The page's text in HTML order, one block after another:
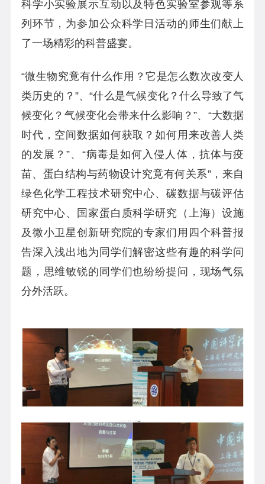
科学小实验展示互动以及特色实验室参观等系
列环节，为参加公众科学日活动的师生们献上
了一场精彩的科普盛宴。
“微生物究竟有什么作用？它是怎么数次改变人
类历史的？”、“什么是气候变化？什么导致了气
候变化？气候变化会带来什么影响？”、“大数据
时代，空间数据如何获取？如何用来改善人类
的发展？”、“病毒是如何入侵人体，抗体与疫
苗、蛋白结构与药物设计究竟有何关系”，来自
绿色化学工程技术研究中心、碳数据与碳评估
研究中心、国家蛋白质科学研究（上海）设施
及微小卫星创新研究院的专家们用四个科普报
告深入浅出地为同学们解密这些有趣的科学问
题，思维敏锐的同学们也纷纷提问，现场气氛
分外活跃。